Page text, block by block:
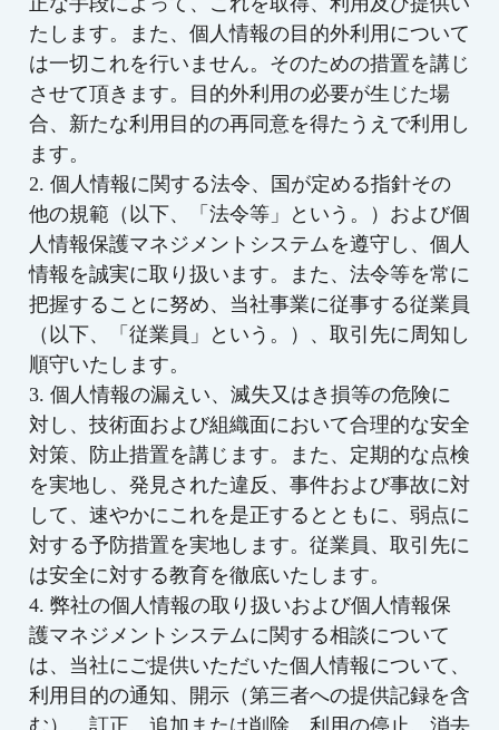
たします。また、個人情報の目的外利用について
は一切これを行いません。そのための措置を講じ
させて頂きます。目的外利用の必要が生じた場
合、新たな利用目的の再同意を得たうえで利用し
ます。
2. 個人情報に関する法令、国が定める指針その
他の規範（以下、「法令等」という。）および個
人情報保護マネジメントシステムを遵守し、個人
情報を誠実に取り扱います。また、法令等を常に
把握することに努め、当社事業に従事する従業員
（以下、「従業員」という。）、取引先に周知し
順守いたします。
3. 個人情報の漏えい、滅失又はき損等の危険に
対し、技術面および組織面において合理的な安全
対策、防止措置を講じます。また、定期的な点検
を実地し、発見された違反、事件および事故に対
して、速やかにこれを是正するとともに、弱点に
対する予防措置を実地します。従業員、取引先に
は安全に対する教育を徹底いたします。
4. 弊社の個人情報の取り扱いおよび個人情報保
護マネジメントシステムに関する相談について
は、当社にご提供いただいた個人情報について、
利用目的の通知、開示（第三者への提供記録を含
む）、訂正、追加または削除、利用の停止、消去